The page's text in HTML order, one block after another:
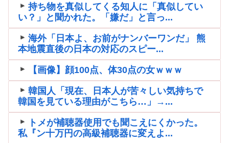
持ち物を真似してくる知人に「真似してい
い？」と聞かれた。「嫌だ」と言っ...
海外「日本よ、お前がナンバーワンだ」 熊
本地震直後の日本の対応のスピー...
【画像】顔100点、体30点の女ｗｗｗ
韓国人「現在、日本人が苦々しい気持ちで
韓国を見ている理由がこちら…」→...
トメが補聴器使用でも聞こえにくかった。
私『ン十万円の高級補聴器に変えよ...